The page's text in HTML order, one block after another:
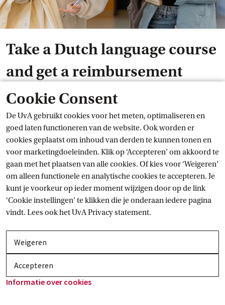
Cookie Consent
De UvA gebruikt cookies voor het meten, optimaliseren en
goed laten functioneren van de website. Ook worden er
cookies geplaatst om inhoud van derden te kunnen tonen en
voor marketingdoeleinden. Klik op ‘Accepteren’ om akkoord te
gaan met het plaatsen van alle cookies. Of kies voor ‘Weigeren’
om alleen functionele en analytische cookies te accepteren. Je
kunt je voorkeur op ieder moment wijzigen door op de link
‘Cookie instellingen’ te klikken die je onderaan iedere pagina
vindt. Lees ook hetUvA Privacy statement.
Weigeren
Accepteren
Informatie over cookies
Take a Dutch language course
and get a reimbursement
Gepubliceerd op02-12-2025
Deze informatie is alleen relevant voor
internationale studenten Economie en
Bedrijfskunde.
Toon informatie voor opleiding:
Toon informatie voor jouw opleiding
of
userLog in
Nieuws